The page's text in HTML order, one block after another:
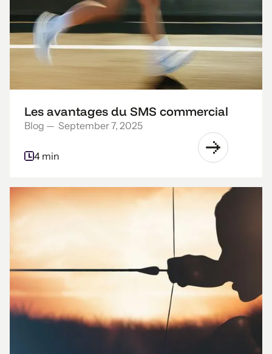
Les avantages du SMS commercial
Blog — September 7, 2025
4 min